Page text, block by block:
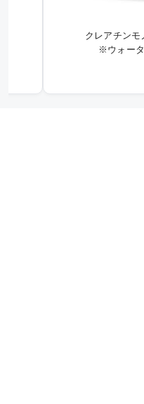
クレアチンモノ
※ウォータ